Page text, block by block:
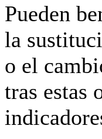
Pueden
la
o el
tras estas